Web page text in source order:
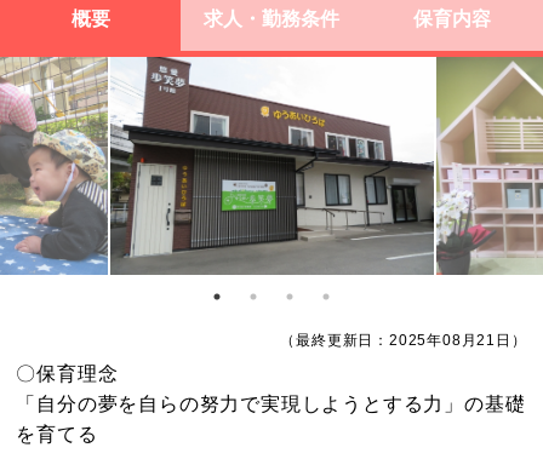
概要 求人・勤務条件 保育内容
（最終更新日：2025年08月21日）
〇保育理念
「自分の夢を自らの努力で実現しようとする力」の基礎
を育てる